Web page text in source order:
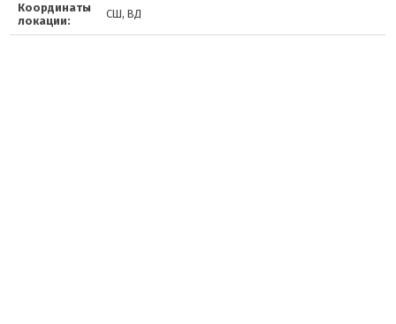
Координаты
локации:
СШ, ВД